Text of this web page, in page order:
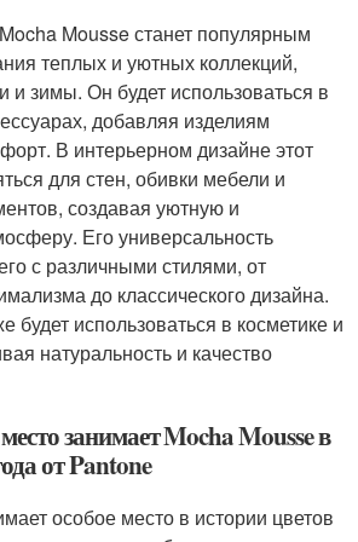
Mousse станет популярным
теплых и уютных коллекций,
и зимы. Он будет использоваться в
добавляя изделиям
В интерьерном дизайне этот
для стен, обивки мебели и
создавая уютную и
Его универсальность
с различными стилями, от
до классического дизайна.
будет использоваться в косметике и
натуральность и качество
занимает Mocha Mousse в
от Pantone
особое место в истории цветов